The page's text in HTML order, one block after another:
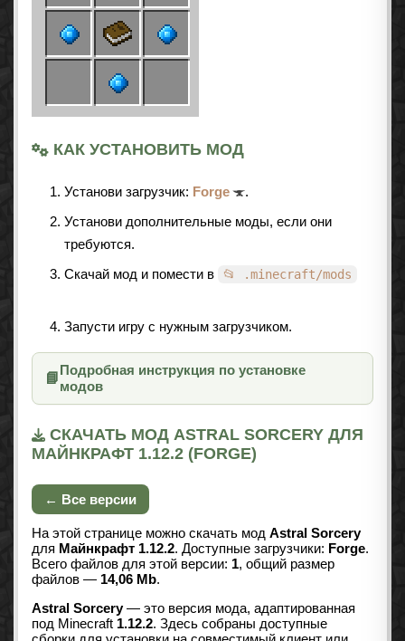
КАК УСТАНОВИТЬ МОД
Установи загрузчик: Forge
.
Установи дополнительные моды, если они
требуются.
Скачай мод и помести в
📂 .minecraft/mods
Запусти игру с нужным загрузчиком.
📘
Подробная инструкция по установке
модов
СКАЧАТЬ МОД ASTRAL SORCERY ДЛЯ
МАЙНКРАФТ 1.12.2 (FORGE)
← Все версии
На этой странице можно скачать мод Astral Sorcery
для Майнкрафт 1.12.2. Доступные загрузчики: Forge.
Всего файлов для этой версии: 1, общий размер
файлов — 14,06 Mb.
Astral Sorcery— это версия мода, адаптированная
под Minecraft 1.12.2. Здесь собраны доступные